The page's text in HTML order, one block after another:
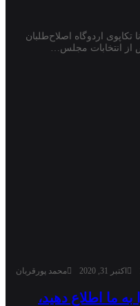
اردوگاه اصلاح‌طلبان
انتخابات مجلس…
محمد پورقربان اکتبر 31, 2020
ما اطلاع دهید،